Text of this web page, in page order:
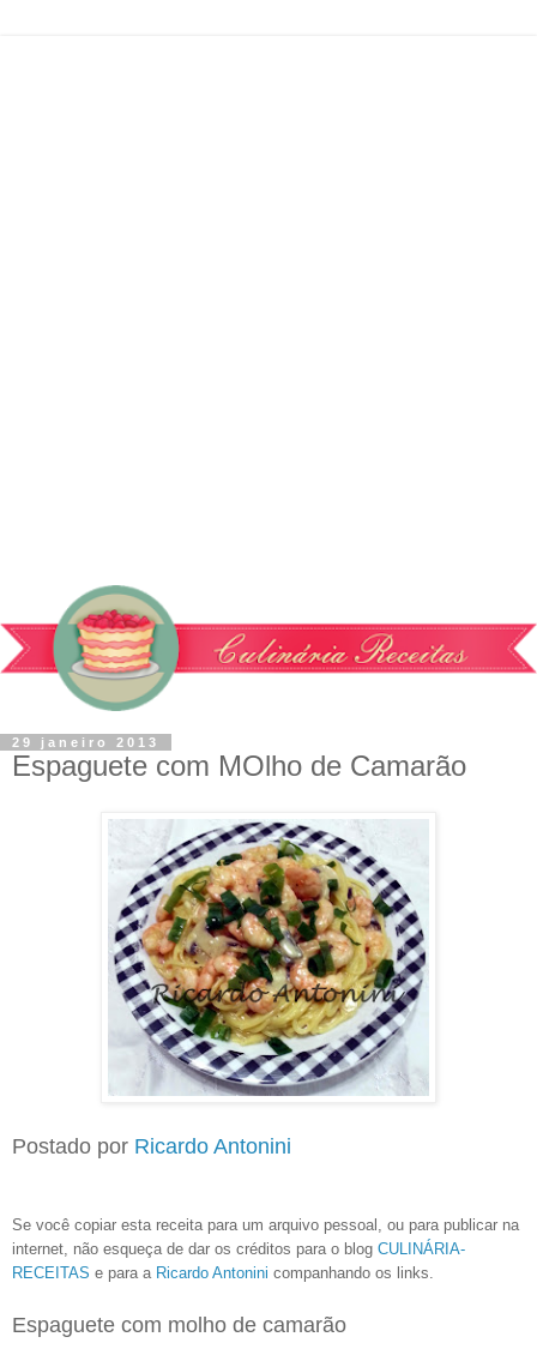
29 janeiro 2013
Espaguete com MOlho de Camarão
Postado por Ricardo Antonini
Se você copiar esta receita para um arquivo pessoal, ou para publicar na
internet, não esqueça de dar os créditos para o blog CULINÁRIA-
RECEITAS e para a Ricardo Antonini companhando os links.
Espaguete com molho de camarão